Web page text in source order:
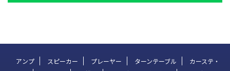
アンプ スピーカー プレーヤー ターンテーブル
カーステ・